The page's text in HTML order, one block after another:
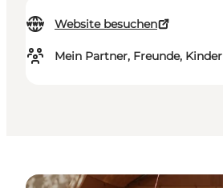
Website besuchen
Mein Partner, Freunde, Kinder